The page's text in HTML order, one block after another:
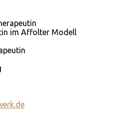
im Affolter Modell